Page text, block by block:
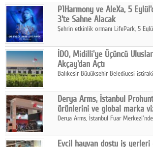
Facebook
Diziler
Karikatür
Youtube
Polemik
Reklam
Yazarlar
P1Harmony ve AleXa, 5
3'te Sahne Alacak
Şehrin etkinlik ormanı LifePark, 5
haritasında önemli bir destinasyon
hazırlanıyor.
İDO, Midilli'ye Üçüncü
Akçay'dan Açtı
Balıkesir Büyükşehir Belediyesi
Midilli hattının resmi açılışı
Derya Arms, İstanbul
ürünlerini ve global marka
Derya Arms, İstanbul Fuar
Fuarı'nda sektör profesyonelleri, iş
kullanıcılarla bir araya geldi.
Evcil hayvan dostu iş yerleri